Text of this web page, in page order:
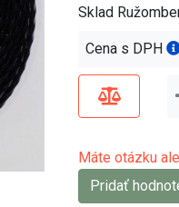
Sklad
Cena s DPH
Máte otázku
Pridať